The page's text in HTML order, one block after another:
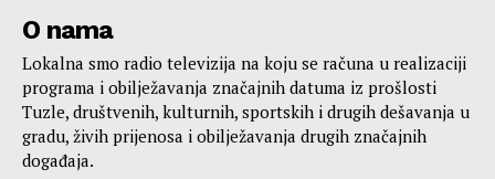
O nama
Lokalna smo radio televizija na koju se računa u realizaciji
programa i obilježavanja značajnih datuma iz prošlosti
Tuzle, društvenih, kulturnih, sportskih i drugih dešavanja u
gradu, živih prijenosa i obilježavanja drugih značajnih
događaja.